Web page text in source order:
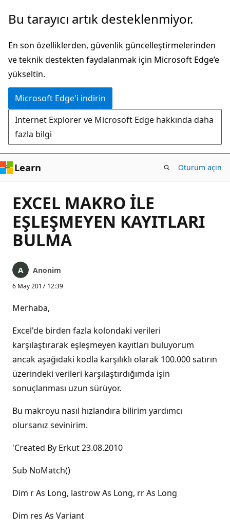
Ana
atla
Bu tarayıcı artık desteklenmiyor.
En son özelliklerden, güvenlik güncelleştirmelerinden
ve teknik destekten faydalanmak için Microsoft Edge’e
yükseltin.
Microsoft Edge'i indirin
Internet Explorer ve Microsoft Edge hakkında daha
fazla bilgi
Learn Oturum açın
EXCEL MAKRO İLE
EŞLEŞMEYEN KAYITLARI
BULMA
Anonim
6 May 2017 12:39
Merhaba,
Excel'de birden fazla kolondaki verileri
karşılaştırarak eşleşmeyen kayıtları buluyorum
ancak aşağıdaki kodla karşılıklı olarak 100.000 satırın
üzerindeki verileri karşılaştırdığımda işin
sonuçlanması uzun sürüyor.
Bu makroyu nasıl hızlandıra bilirim yardımcı
olursanız sevinirim.
'Created By Erkut 23.08.2010
Sub NoMatch()
Dim r As Long, lastrow As Long, rr As Long
Dim res As Variant